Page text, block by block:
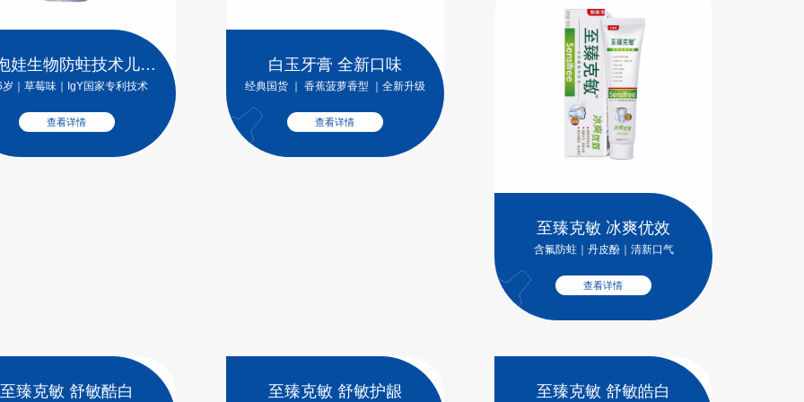
娃生物防蛀技术儿童
牙膏
｜草莓味｜IgY国家专利技术
查看详情
白玉牙膏 全新口味
经典国货 ｜ 香蕉菠萝香型 ｜全新升级
查看详情
至臻克敏 冰爽优效
含氟防蛀｜丹皮酚｜清新口气
查看详情
至臻克敏 舒敏酷白 至臻克敏 舒敏护龈